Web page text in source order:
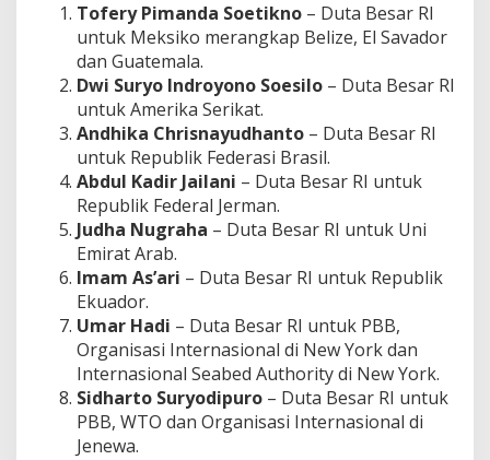
Tofery Pimanda Soetikno – Duta Besar RI
untuk Meksiko merangkap Belize, El Savador
dan Guatemala.
Dwi Suryo Indroyono Soesilo – Duta Besar RI
untuk Amerika Serikat.
Andhika Chrisnayudhanto – Duta Besar RI
untuk Republik Federasi Brasil.
Abdul Kadir Jailani – Duta Besar RI untuk
Republik Federal Jerman.
Judha Nugraha – Duta Besar RI untuk Uni
Emirat Arab.
Imam As’ari – Duta Besar RI untuk Republik
Ekuador.
Umar Hadi – Duta Besar RI untuk PBB,
Organisasi Internasional di New York dan
Internasional Seabed Authority di New York.
Sidharto Suryodipuro – Duta Besar RI untuk
PBB, WTO dan Organisasi Internasional di
Jenewa.